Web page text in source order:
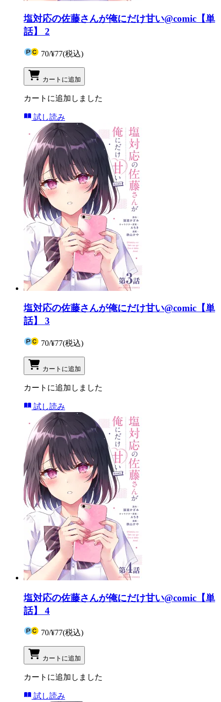
塩対応の佐藤さんが俺にだけ甘い@comic【単
話】 2
70/¥77(税込)
カートに追加
カートに追加しました
試し読み
塩対応の佐藤さんが俺にだけ甘い@comic【単
話】 3
70/¥77(税込)
カートに追加
カートに追加しました
試し読み
塩対応の佐藤さんが俺にだけ甘い@comic【単
話】 4
70/¥77(税込)
カートに追加
カートに追加しました
試し読み